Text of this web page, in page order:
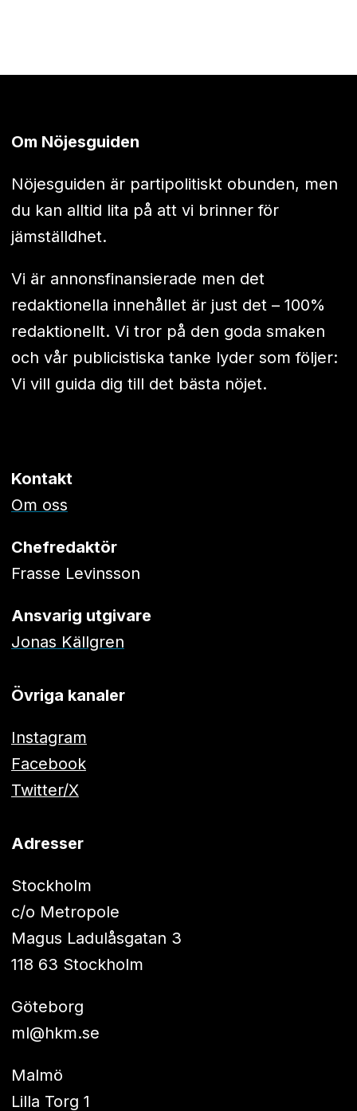
Om Nöjesguiden
Nöjesguiden är partipolitiskt obunden, men
du kan alltid lita på att vi brinner för
jämställdhet.
Vi är annonsfinansierade men det
redaktionella innehållet är just det – 100%
redaktionellt. Vi tror på den goda smaken
och vår publicistiska tanke lyder som följer:
Vi vill guida dig till det bästa nöjet.
Kontakt
Om oss
Chefredaktör
Frasse Levinsson
Ansvarig utgivare
Jonas Källgren
Övriga kanaler
Instagram
Facebook
Twitter/X
Adresser
Stockholm
c/o Metropole
Magus Ladulåsgatan 3
118 63 Stockholm
Göteborg
ml@hkm.se
Malmö
Lilla Torg 1